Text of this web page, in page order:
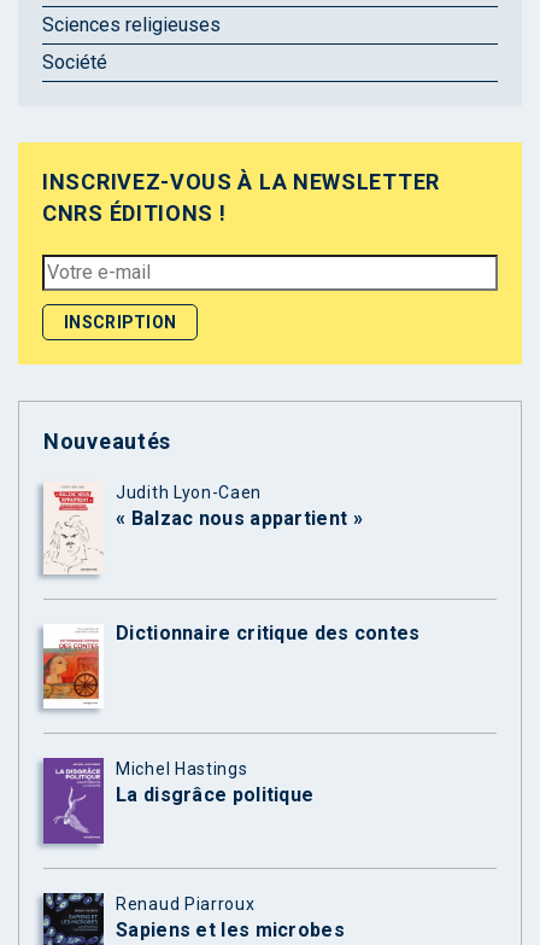
Sciences religieuses
Société
INSCRIVEZ-VOUS À LA NEWSLETTER
CNRS ÉDITIONS !
Nouveautés
Judith Lyon-Caen
« Balzac nous appartient »
Dictionnaire critique des contes
Michel Hastings
La disgrâce politique
Renaud Piarroux
Sapiens et les microbes